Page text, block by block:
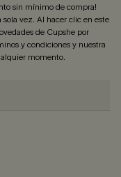
sin mínimo de compra!
vez. Al hacer clic en este
de Cupshe por
y condicionesy nuestra
momento.